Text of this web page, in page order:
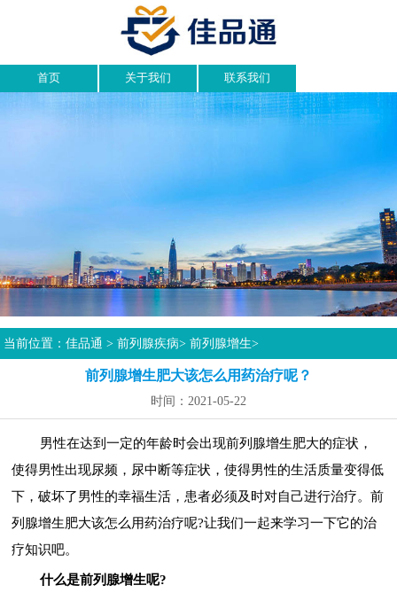
首页 关于我们 联系我们
当前位置：佳品通 >前列腺疾病>前列腺增生>
前列腺增生肥大该怎么用药治疗呢？
时间：2021-05-22
男性在达到一定的年龄时会出现前列腺增生肥大的症状，
使得男性出现尿频，尿中断等症状，使得男性的生活质量变得低
下，破坏了男性的幸福生活，患者必须及时对自己进行治疗。前
列腺增生肥大该怎么用药治疗呢?让我们一起来学习一下它的治
疗知识吧。
什么是前列腺增生呢?